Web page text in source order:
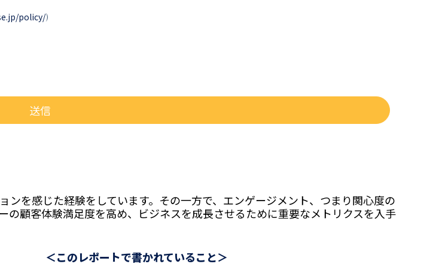
policy/)
を感じた経験をしています。その一方で、エンゲージメント、つまり関心度の
の顧客体験満足度を高め、ビジネスを成長させるために重要なメトリクスを入手
＜このレポートで書かれていること＞